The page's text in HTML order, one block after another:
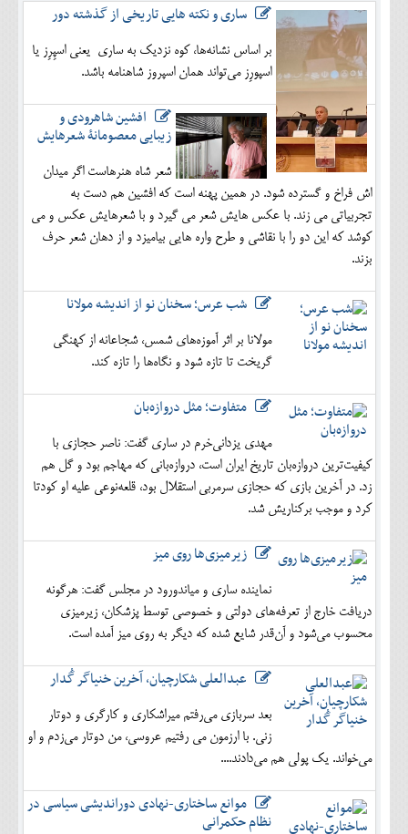
ساری و نکته هایی تاریخی از گذشته دور
بر اساس نشانه‌ها، کوه نزدیک به ساری یعنی اسپِرِز یا
اسپورِز می‌تواند همان اسپروز شاهنامه باشد.
افشین شاهرودی و
زیبایی معصومانۀ شعرهایش
شعر شاه هنرهاست اگر میدان
اش فراخ و گسترده شود. در همین پهنه است که افشین هم دست به
تجربیاتی می زند. با عکس هایش شعر می گیرد و با شعرهایش عکس و می
کوشد که این دو را با نقاشی و طرح واره هایی بیامیزد و از دهان شعر حرف
بزند.
شب عرس؛ سخنان نو از اندیشه مولانا
مولانا بر اثر آموزه‌های شمس، شجاعانه از کهنگی
گریخت تا تازه شود و نگاه‌ها را تازه کند.
متفاوت؛ مثل دروازه‌بان
مهدی یزدانی‌خرم در ساری گفت: ناصر حجازی با
کیفیت‌ترین دروازه‌بان تاریخ ایران است، دروازه‌بانی که مهاجم بود و گل هم
زد. در آخرین بازی که حجازی سرمربی استقلال بود، قلعه‌نوعی علیه او کودتا
کرد و موجب برکناریش شد.
زیرمیزی‌ها روی میز
نماینده ساری و میاندورود در مجلس گفت: هرگونه
دریافت خارج از تعرفه‌های دولتی و خصوصی توسط پزشکان، زیرمیزی
محسوب می‌شود و آن‌قدر شایع شده که دیگر به روی میز آمده است.
عبدالعلی شکارچیان، آخرین خنیاگر گُدار
بعد سربازی می‌رفتم میراشکاری و کارگری و دوتار
زنی. با ارزمون می رفتیم عروسی، من دوتار می‌زدم و او
می‌خواند. یک پولی هم می‌دادند....
موانع ساختاری-نهادی دوراندیشی سیاسی در
نظام حکمرانی